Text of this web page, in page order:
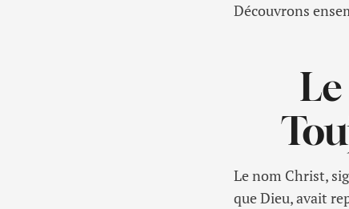
Découvrons
Le nom Christ,
que Dieu, avait